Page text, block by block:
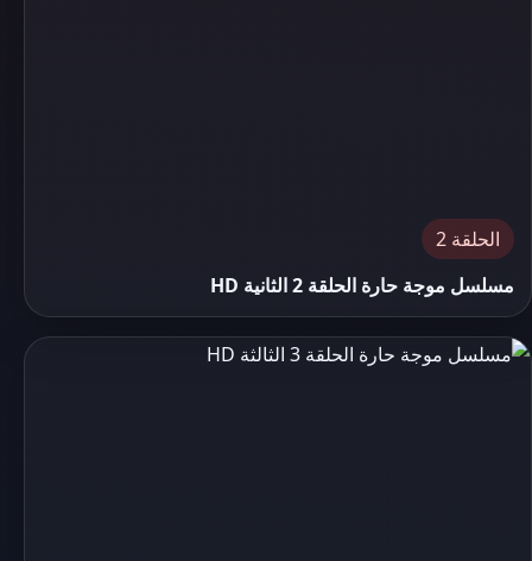
الحلقة 2
مسلسل موجة حارة الحلقة 2 الثانية HD